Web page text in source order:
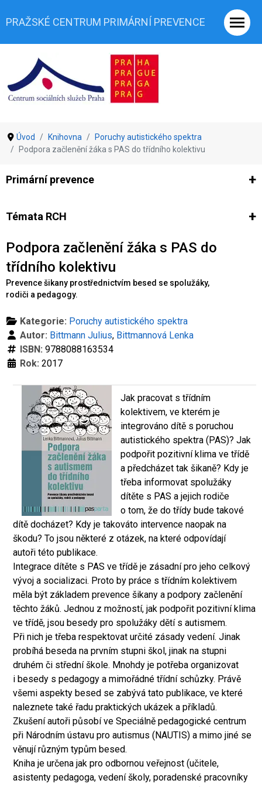
PRAŽSKÉ CENTRUM PRIMÁRNÍ PREVENCE
Úvod Knihovna
Poruchy autistického spektra
Podpora začlenění žáka s PAS do třídního kolektivu
Primární prevence
Ze světa prevence
Témata RCH
Co je rizikové chování (RCH) Agrese a šikana Závislostní
Podpora začlenění žáka s PAS do
třídního kolektivu
Prevence šikany prostřednictvím besed se spolužáky,
rodiči a pedagogy.
Kategorie: Poruchy autistického spektra
Autor: Bittmann Julius, Bittmannová Lenka
ISBN: 9788088163534
Rok: 2017
Jak pracovat s třídním
kolektivem, ve kterém je
integrováno dítě s poruchou
autistického spektra (PAS)? Jak
podpořit pozitivní klima ve třídě
a předcházet tak šikaně? Kdy je
třeba informovat spolužáky
dítěte s PAS a jejich rodiče
o tom, že do třídy bude takové
dítě docházet? Kdy je takováto intervence naopak na
škodu? To jsou některé z otázek, na které odpovídají
autoři této publikace.
Integrace dítěte s PAS ve třídě je zásadní pro jeho celkový
vývoj a socializaci. Proto by práce s třídním kolektivem
měla být základem prevence šikany a podpory začlenění
těchto žáků. Jednou z možností, jak podpořit pozitivní klima
ve třídě, jsou besedy pro spolužáky dětí s autismem.
Při nich je třeba respektovat určité zásady vedení. Jinak
probíhá beseda na prvním stupni škol, jinak na stupni
druhém či střední škole. Mnohdy je potřeba organizovat
i besedy s pedagogy a mimořádné třídní schůzky. Právě
všemi aspekty besed se zabývá tato publikace, ve které
naleznete také řadu praktických ukázek a příkladů.
Zkušení autoři působí ve Speciálně pedagogické centrum
při Národním ústavu pro autismus (NAUTIS) a mimo jiné se
věnují různým typům besed.
Kniha je určena jak pro odbornou veřejnost (učitele,
asistenty pedagoga, vedení školy, poradenské pracovníky